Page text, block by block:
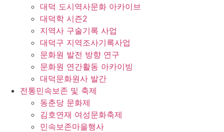
대덕 도시역사문화 아카이브
대덕학 시즌2
지역사 구술기록 사업
대덕구 지역조사기록사업
문화원 발전 방향 연구
문화원 연간활동 아카이빙
대덕문화원사 발간
전통민속보존 및 축제
동춘당 문화제
김호연재 여성문화축제
민속보존마을행사